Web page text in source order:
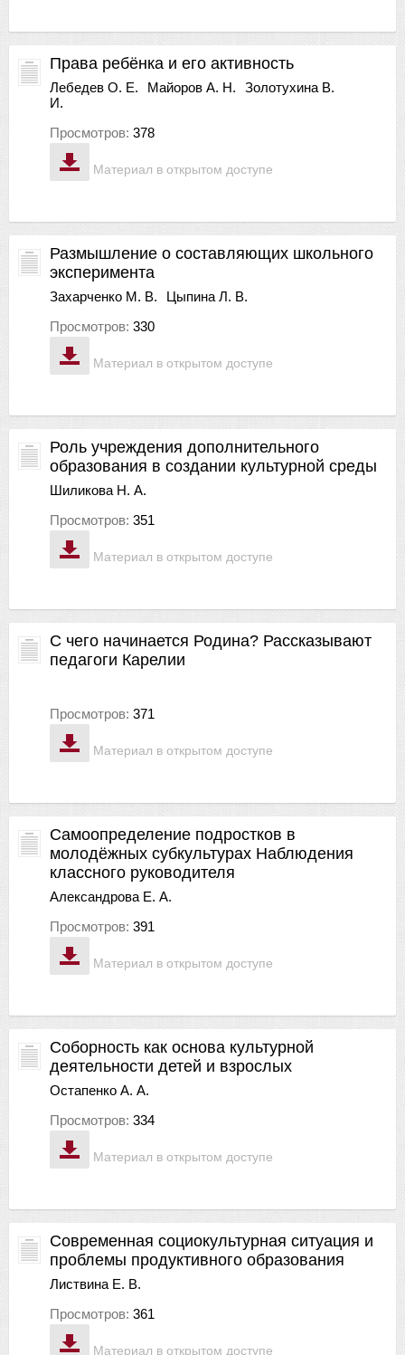
Материал в открытом доступе
Права ребёнка и его активность
Лебедев О. Е. Майоров А. Н.
Золотухина В.
И.
Просмотров: 378
Материал в открытом доступе
Размышление о составляющих школьного
эксперимента
Захарченко М. В.
Цыпина Л. В.
Просмотров: 330
Материал в открытом доступе
Роль учреждения дополнительного
образования в создании культурной среды
Шиликова Н. А.
Просмотров: 351
Материал в открытом доступе
С чего начинается Родина? Рассказывают
педагоги Карелии
Просмотров: 371
Материал в открытом доступе
Самоопределение подростков в
молодёжных субкультурах Наблюдения
классного руководителя
Александрова Е. А.
Просмотров: 391
Материал в открытом доступе
Соборность как основа культурной
деятельности детей и взрослых
Остапенко А. А.
Просмотров: 334
Материал в открытом доступе
Современная социокультурная ситуация и
проблемы продуктивного образования
Листвина Е. В.
Просмотров: 361